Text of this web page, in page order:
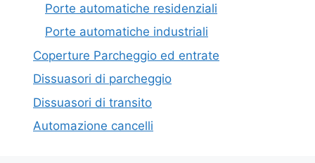
Porte automatiche residenziali
Porte automatiche industriali
Coperture Parcheggio ed entrate
Dissuasori di parcheggio
Dissuasori di transito
Automazione cancelli